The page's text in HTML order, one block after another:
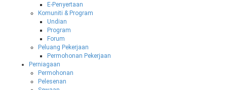
E-Penyertaan
Komuniti & Program
Undian
Program
Forum
Peluang Pekerjaan
Permohonan Pekerjaan
Perniagaan
Permohonan
Pelesenan